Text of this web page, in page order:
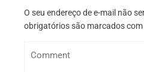
O seu endereço de e-mail não
obrigatórios são marcados com